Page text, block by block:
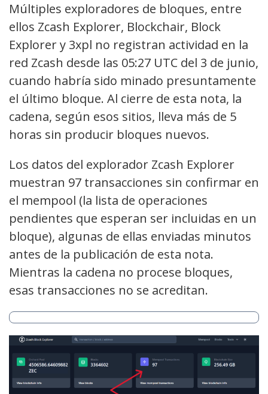
Múltiples exploradores de bloques, entre
ellos Zcash Explorer, Blockchair, Block
Explorer y 3xpl no registran actividad en la
red Zcash desde las 05:27 UTC del 3 de junio,
cuando habría sido minado presuntamente
el último bloque. Al cierre de esta nota, la
cadena, según esos sitios, lleva más de 5
horas sin producir bloques nuevos.
Los datos del explorador Zcash Explorer
muestran 97 transacciones sin confirmar en
el mempool (la lista de operaciones
pendientes que esperan ser incluidas en un
bloque), algunas de ellas enviadas minutos
antes de la publicación de esta nota.
Mientras la cadena no procese bloques,
esas transacciones no se acreditan.